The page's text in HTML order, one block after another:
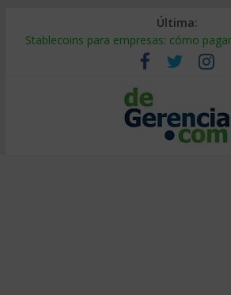
Última:
Stablecoins para empresas: cómo
Despido silencioso: qué es y por qué
IA en selección de personal: cómo
Trabajo forzoso en la cadena de
Mercado hispano de EE. UU.: cómo